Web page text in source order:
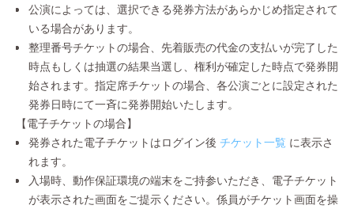
公演によっては、選択できる発券方法があらかじめ指定されて
いる場合があります。
整理番号チケットの場合、先着販売の代金の支払いが完了した
時点もしくは抽選の結果当選し、権利が確定した時点で発券開
始されます。指定席チケットの場合、各公演ごとに設定された
発券日時にて一斉に発券開始いたします。
【電子チケットの場合】
発券された電子チケットはログイン後 チケット一覧 に表示さ
れます。
入場時、動作保証環境の端末をご持参いただき、電子チケット
が表示された画面をご提示ください。係員がチケット画面を操